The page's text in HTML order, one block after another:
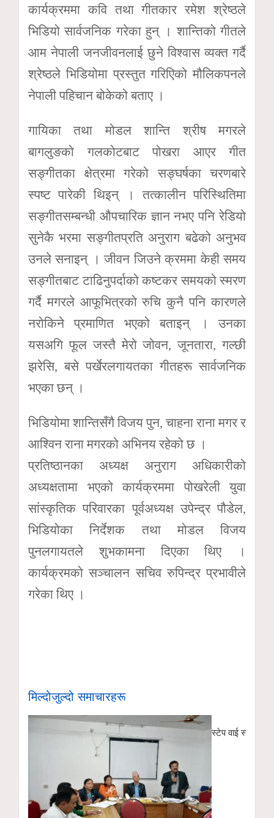
कार्यक्रममा कवि तथा गीतकार रमेश श्रेष्ठले
भिडियो सार्वजनिक गरेका हुन् । शान्तिको गीतले
आम नेपाली जनजीवनलाई छुने विश्वास व्यक्त गर्दै
श्रेष्ठले भिडियोमा प्रस्तुत गरिएिको मौलिकपनले
नेपाली पहिचान बोकेको बताए ।
गायिका तथा मोडल शान्ति श्रीष मगरले
बागलुङको गलकोटबाट पोखरा आएर गीत
सङ्गीतका क्षेत्रमा गरेको सङ्घर्षका चरणबारे
स्पष्ट पारेकी थिइन् । तत्कालीन परिस्थितिमा
सङ्गीतसम्बन्धी औपचारिक ज्ञान नभए पनि रेडियो
सुनेकै भरमा सङ्गीतप्रति अनुराग बढेको अनुभव
उनले सनाइन् । जीवन जिउने क्रममा केही समय
सङ्गीतबाट टाढिनुपर्दाको कष्टकर समयको स्मरण
गर्दै मगरले आफूभित्रको रुचि कुनै पनि कारणले
नरोकिने प्रमाणित भएको बताइन् । उनका
यसअगि फूल जस्तै मेरो जोवन, जूनतारा, गल्छी
झरेसि, बसे पर्खेरलगायतका गीतहरू सार्वजनिक
भएका छन् ।
भिडियोमा शान्तिसँगै विजय पुन, चाहना राना मगर र
आश्विन राना मगरको अभिनय रहेको छ ।
प्रतिष्ठानका अध्यक्ष अनुराग अधिकारीको
अध्यक्षतामा भएको कार्यक्रममा पोखरेली युवा
सांस्कृतिक परिवारका पूर्वअध्यक्ष उपेन्द्र पौडेल,
भिडियोका निर्देशक तथा मोडल विजय
पुनलगायतले शुभकामना दिएका थिए ।
कार्यक्रमको सञ्चालन सचिव रुपिन्द्र प्रभावीले
गरेका थिए ।
मिल्दोजुल्दो समाचारहरू
स्टेप वाई स्टेप